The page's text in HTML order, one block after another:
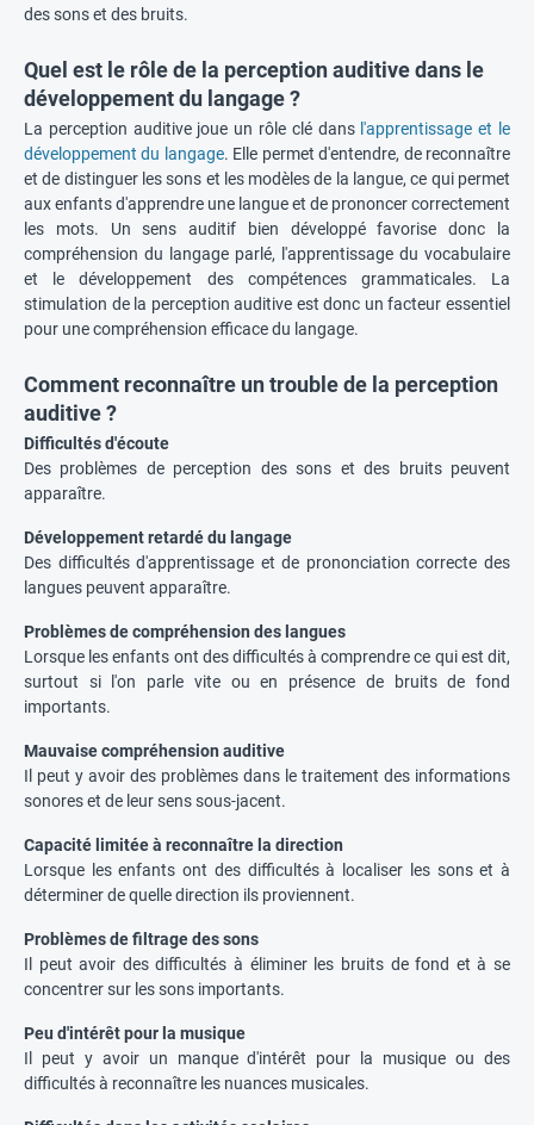
des sons et des bruits.
Quel est le rôle de la perception auditive dans le
développement du langage ?
La perception auditive joue un rôle clé dans l'apprentissage et le
développement du langage. Elle permet d'entendre, de reconnaître
et de distinguer les sons et les modèles de la langue, ce qui permet
aux enfants d'apprendre une langue et de prononcer correctement
les mots. Un sens auditif bien développé favorise donc la
compréhension du langage parlé, l'apprentissage du vocabulaire
et le développement des compétences grammaticales. La
stimulation de la perception auditive est donc un facteur essentiel
pour une compréhension efficace du langage.
Comment reconnaître un trouble de la perception
auditive ?
Difficultés d'écoute
Des problèmes de perception des sons et des bruits peuvent
apparaître.
Développement retardé du langage
Des difficultés d'apprentissage et de prononciation correcte des
langues peuvent apparaître.
Problèmes de compréhension des langues
Lorsque les enfants ont des difficultés à comprendre ce qui est dit,
surtout si l'on parle vite ou en présence de bruits de fond
importants.
Mauvaise compréhension auditive
Il peut y avoir des problèmes dans le traitement des informations
sonores et de leur sens sous-jacent.
Capacité limitée à reconnaître la direction
Lorsque les enfants ont des difficultés à localiser les sons et à
déterminer de quelle direction ils proviennent.
Problèmes de filtrage des sons
Il peut avoir des difficultés à éliminer les bruits de fond et à se
concentrer sur les sons importants.
Peu d'intérêt pour la musique
Il peut y avoir un manque d'intérêt pour la musique ou des
difficultés à reconnaître les nuances musicales.